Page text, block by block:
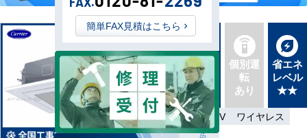
新品直
送
最新機
種
同機種
タイプ
別あり
個別運
転
あり
省エネ
レベル
★★
省エネ 単相200V ワイヤレス
簡単FAX見積はこちら